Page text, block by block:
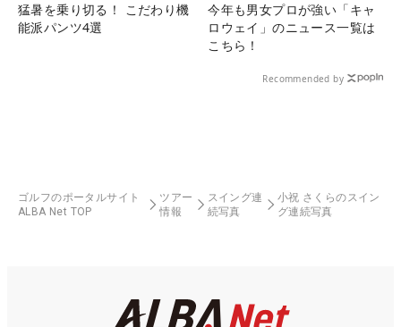
猛暑を乗り切る！ こだわり機
能派パンツ4選
今年も男女プロが強い「キャ
ロウェイ」のニュース一覧は
こちら！
Recommended by
ゴルフのポータルサイト
ALBA Net TOP
ツアー
情報
スイング連
続写真
小祝 さくらのスイン
グ連続写真